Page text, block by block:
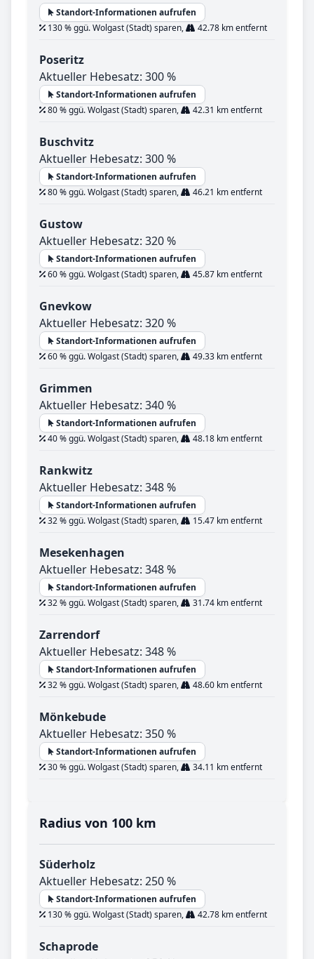
Standort-Informationen aufrufen
130 % ggü. Wolgast (Stadt) sparen,
42.78 km entfernt
Poseritz
Aktueller Hebesatz: 300 %
Standort-Informationen aufrufen
80 % ggü. Wolgast (Stadt) sparen,
42.31 km entfernt
Buschvitz
Aktueller Hebesatz: 300 %
Standort-Informationen aufrufen
80 % ggü. Wolgast (Stadt) sparen,
46.21 km entfernt
Gustow
Aktueller Hebesatz: 320 %
Standort-Informationen aufrufen
60 % ggü. Wolgast (Stadt) sparen,
45.87 km entfernt
Gnevkow
Aktueller Hebesatz: 320 %
Standort-Informationen aufrufen
60 % ggü. Wolgast (Stadt) sparen,
49.33 km entfernt
Grimmen
Aktueller Hebesatz: 340 %
Standort-Informationen aufrufen
40 % ggü. Wolgast (Stadt) sparen,
48.18 km entfernt
Rankwitz
Aktueller Hebesatz: 348 %
Standort-Informationen aufrufen
32 % ggü. Wolgast (Stadt) sparen,
15.47 km entfernt
Mesekenhagen
Aktueller Hebesatz: 348 %
Standort-Informationen aufrufen
32 % ggü. Wolgast (Stadt) sparen,
31.74 km entfernt
Zarrendorf
Aktueller Hebesatz: 348 %
Standort-Informationen aufrufen
32 % ggü. Wolgast (Stadt) sparen,
48.60 km entfernt
Mönkebude
Aktueller Hebesatz: 350 %
Standort-Informationen aufrufen
30 % ggü. Wolgast (Stadt) sparen,
34.11 km entfernt
Radius von 100 km
Süderholz
Aktueller Hebesatz: 250 %
Standort-Informationen aufrufen
130 % ggü. Wolgast (Stadt) sparen,
42.78 km entfernt
Schaprode